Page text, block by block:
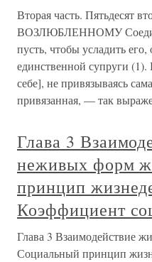
Вторая часть. Пятьдесят
ВОЗЛЮБЛЕННОМУ
пусть, чтобы усладить
единственной супруги (1).
себе], не привязываясь
привязанная, — так
Глава 3
неживых форм
принцип
Коэффициент
Глава 3 Взаимодействие
Социальный принцип